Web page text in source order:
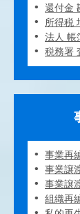
還付金
所得税
法人 帳
税務署
事業再
事業譲
事業譲
組織再